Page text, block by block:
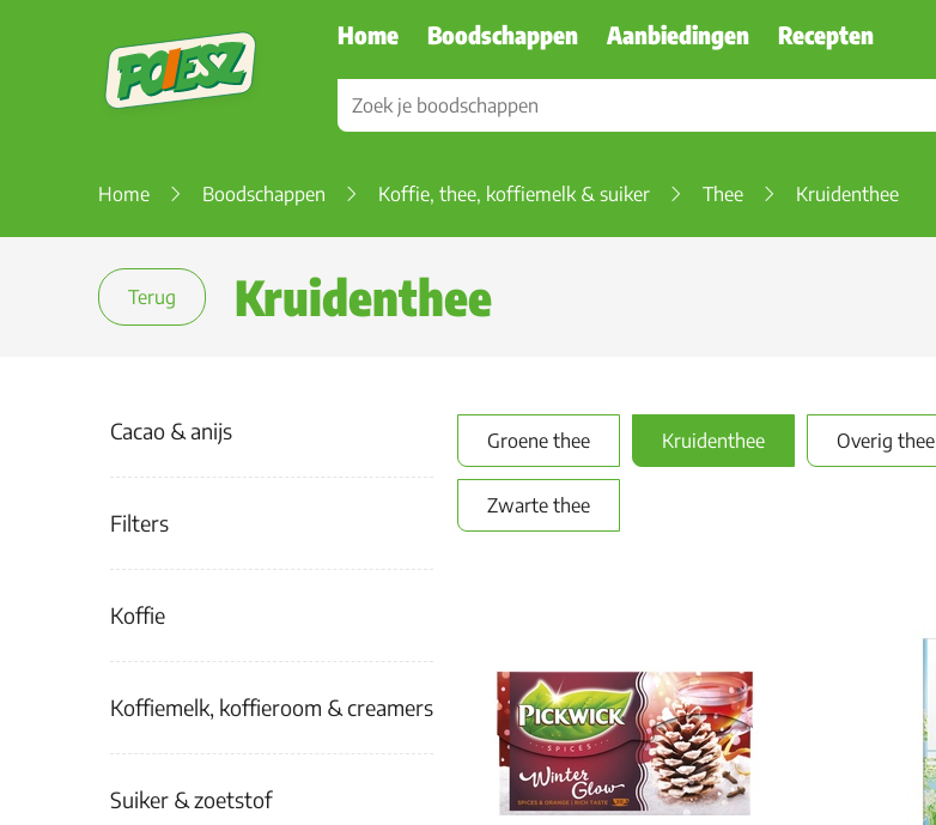
Home Boodschappen Aanbiedingen Recepten
Home Boodschappen Koffie, thee, koffiemelk & suiker Thee Kruidenthee
Terug Kruidenthee
Cacao & anijs
Filters
Koffie
Koffiemelk, koffieroom & creamers
Suiker & zoetstof
Groene thee Kruidenthee Overig thee
Zwarte thee